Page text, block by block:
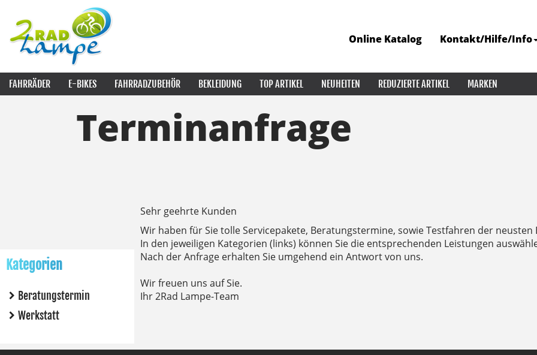
Online Katalog Kontakt/Hilfe/Info
FAHRRÄDER E-BIKES FAHRRADZUBEHÖR BEKLEIDUNG TOP ARTIKEL NEUHEITEN REDUZIERTE ARTIKEL MARKEN
Terminanfrage
Kategorien
Beratungstermin
Werkstatt
Sehr geehrte Kunden
Wir haben für Sie tolle Servicepakete, Beratungstermine, sowie Testfahren der neusten
In den jeweiligen Kategorien (links) können Sie die entsprechenden Leistungen
Nach der Anfrage erhalten Sie umgehend ein Antwort von uns.
Wir freuen uns auf Sie.
Ihr 2Rad Lampe-Team